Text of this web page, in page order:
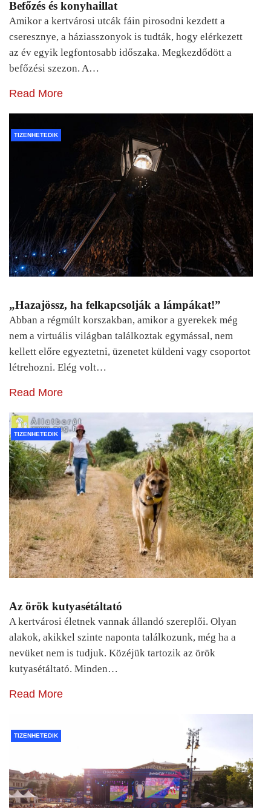
Befőzés és konyhaillat
Amikor a kertvárosi utcák fáin pirosodni kezdett a
cseresznye, a háziasszonyok is tudták, hogy elérkezett
az év egyik legfontosabb időszaka. Megkezdődött a
befőzési szezon. A…
Read More
TIZENHETEDIK
„Hazajössz, ha felkapcsolják a lámpákat!”
Abban a régmúlt korszakban, amikor a gyerekek még
nem a virtuális világban találkoztak egymással, nem
kellett előre egyeztetni, üzenetet küldeni vagy csoportot
létrehozni. Elég volt…
Read More
TIZENHETEDIK
Az örök kutyasétáltató
A kertvárosi életnek vannak állandó szereplői. Olyan
alakok, akikkel szinte naponta találkozunk, még ha a
nevüket nem is tudjuk. Közéjük tartozik az örök
kutyasétáltató. Minden…
Read More
TIZENHETEDIK